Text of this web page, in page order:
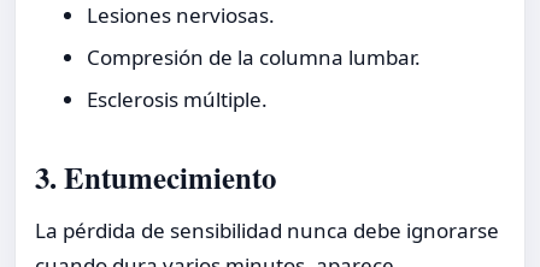
Lesiones nerviosas.
Compresión de la columna lumbar.
Esclerosis múltiple.
3. Entumecimiento
La pérdida de sensibilidad nunca debe ignorarse